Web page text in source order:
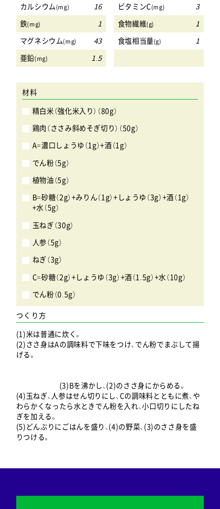
カルシウム(mg) 16 ビタミンC(mg)
3
鉄(mg) 1 食物繊維(g)
1
マグネシウム(mg) 43 食塩相当量(g)
1
亜鉛(mg) 1.5
材料
精白米（強化米入り）（80g）
鶏肉（ささみ斜めそぎ切り）（50g）
A=濃口しょうゆ（1g）+酒（1g）
でん粉（5g）
植物油（5g）
B=砂糖（2g）+みりん（1g）+しょうゆ（3g）+酒（1g）
+水（5g）
玉ねぎ（30g）
人参（5g）
ねぎ（3g）
C=砂糖（2g）+しょうゆ（3g）+酒（1.5g）+水（10g）
でん粉（0.5g）
つくり方
(1)米は普通に炊く。
(2)ささ身はAの調味料で下味をつけ、でん粉でまぶして揚
げる。
(3)Bを沸かし、(2)のささ身にからめる。
(4)玉ねぎ、人参はせん切りにし、Cの調味料とともに煮、や
わらかくなったら水ときでん粉を入れ、小口切りにしたね
ぎを加える。
(5)どんぶりにごはんを盛り、(4)の野菜、(3)のささ身を盛
りつける。